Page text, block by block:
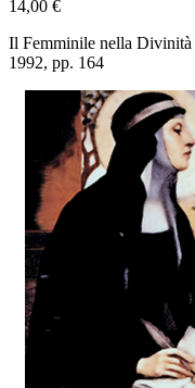
14,00 €
Il Femminile nella
1992, pp. 164